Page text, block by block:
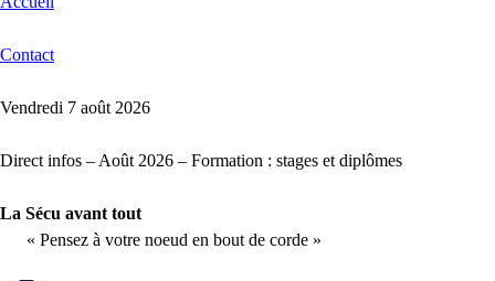
Contact
Vendredi 7 août 2026
Direct infos – Août 2026 – Formation : stages et diplômes
La Sécu avant tout
« Pensez à votre noeud en bout de corde »